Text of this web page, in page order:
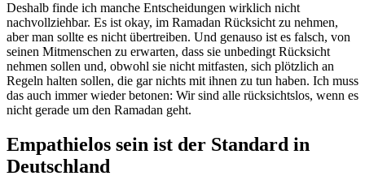
Deshalb finde ich manche Entscheidungen wirklich nicht
nachvollziehbar. Es ist okay, im Ramadan Rücksicht zu nehmen,
aber man sollte es nicht übertreiben. Und genauso ist es falsch, von
seinen Mitmenschen zu erwarten, dass sie unbedingt Rücksicht
nehmen sollen und, obwohl sie nicht mitfasten, sich plötzlich an
Regeln halten sollen, die gar nichts mit ihnen zu tun haben. Ich muss
das auch immer wieder betonen: Wir sind alle rücksichtslos, wenn es
nicht gerade um den Ramadan geht.
Empathielos sein ist der Standard in
Deutschland